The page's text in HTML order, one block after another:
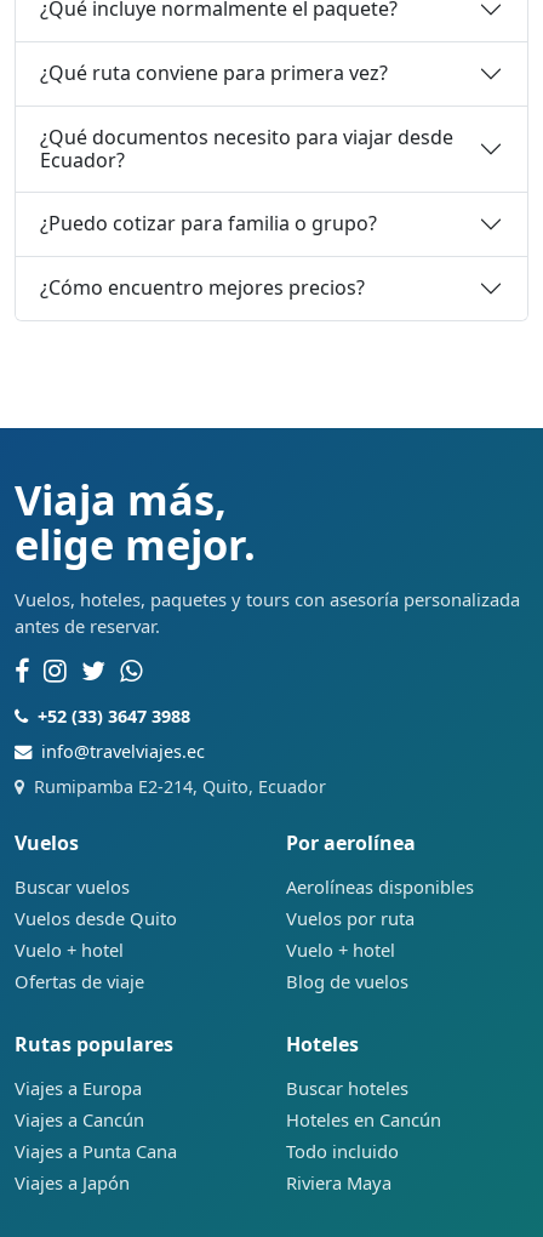
¿Qué incluye normalmente el paquete?
¿Qué ruta conviene para primera vez?
¿Qué documentos necesito para viajar desde
Ecuador?
¿Puedo cotizar para familia o grupo?
¿Cómo encuentro mejores precios?
Viaja más,
elige mejor.
Vuelos, hoteles, paquetes y tours con asesoría personalizada
antes de reservar.
+52 (33) 3647 3988
info@travelviajes.ec
Rumipamba E2-214, Quito, Ecuador
Vuelos
Buscar vuelos
Vuelos desde Quito
Vuelo + hotel
Ofertas de viaje
Por aerolínea
Aerolíneas disponibles
Vuelos por ruta
Vuelo + hotel
Blog de vuelos
Rutas populares
Viajes a Europa
Viajes a Cancún
Viajes a Punta Cana
Viajes a Japón
Hoteles
Buscar hoteles
Hoteles en Cancún
Todo incluido
Riviera Maya